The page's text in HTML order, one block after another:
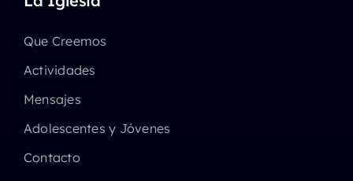
Que Creemos
Actividades
Mensajes
Adolescentes y Jóvenes
Contacto